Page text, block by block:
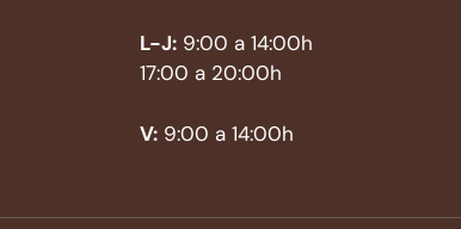
L-J: 9:00 a 14:00h
17:00 a 20:00h
V: 9:00 a 14:00h